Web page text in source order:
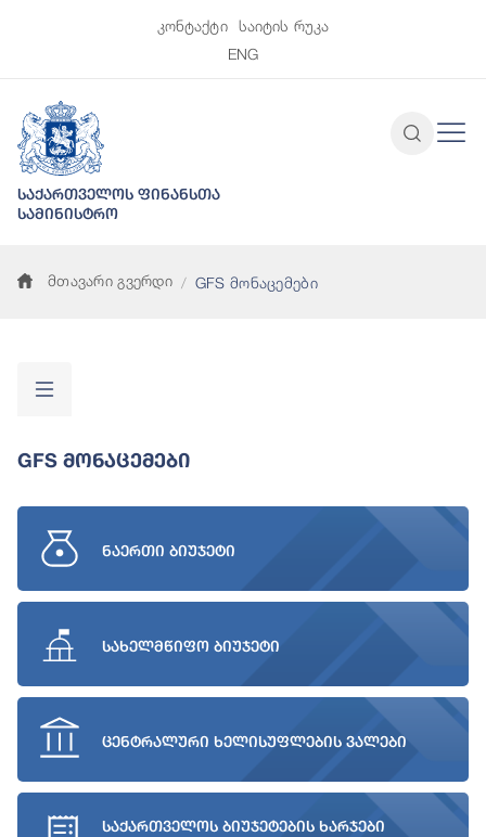
კონტაქტი
საიტის რუკა
ENG
საქართველოს ფინანსთა
სამინისტრო
მთავარი გვერდი GFS მონაცემები
GFS Მონაცემები
ნაერთი ბიუჯეტი
სახელმწიფო ბიუჯეტი
ცენტრალური ხელისუფლების ვალები
საქართველოს ბიუჯეტების ხარჯები